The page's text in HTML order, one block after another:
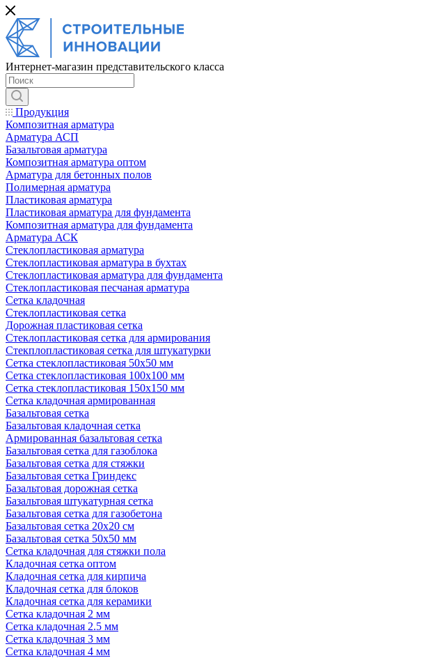
Интернет-магазин представительского класса
Продукция
Композитная арматура
Арматура АСП
Базальтовая арматура
Композитная арматура оптом
Арматура для бетонных полов
Полимерная арматура
Пластиковая арматура
Пластиковая арматура для фундамента
Композитная арматура для фундамента
Арматура АСК
Cтеклопластиковая арматура
Стеклопластиковая арматура в бухтах
Стеклопластиковая арматура для фундамента
Стеклопластиковая песчаная арматура
Сетка кладочная
Стеклопластиковая сетка
Дорожная пластиковая сетка
Стеклопластиковая сетка для армирования
Стекплопластиковая сетка для штукатурки
Сетка стеклопластиковая 50x50 мм
Сетка стеклопластиковая 100x100 мм
Сетка стеклопластиковая 150x150 мм
Сетка кладочная армированная
Базальтовая сетка
Базальтовая кладочная сетка
Армированная базальтовая сетка
Базальтовая сетка для газоблока
Базальтовая сетка для стяжки
Базальтовая сетка Гриндекс
Базальтовая дорожная сетка
Базальтовая штукатурная сетка
Базальтовая сетка для газобетона
Базальтовая сетка 20x20 см
Базальтовая сетка 50x50 мм
Сетка кладочная для стяжки пола
Кладочная сетка оптом
Кладочная сетка для кирпича
Кладочная сетка для блоков
Кладочная сетка для керамики
Сетка кладочная 2 мм
Сетка кладочная 2.5 мм
Сетка кладочная 3 мм
Сетка кладочная 4 мм